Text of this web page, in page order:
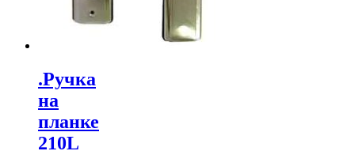
.Ручка
на
планке
210L